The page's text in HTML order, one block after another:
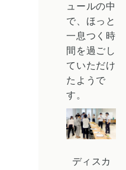
ュールの中
で、ほっと
一息つく時
間を過ごし
ていただけ
たようで
す。
ディスカ